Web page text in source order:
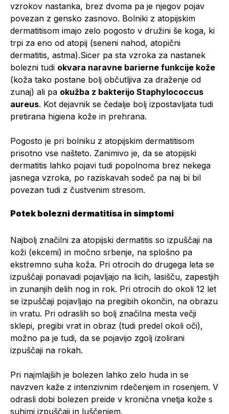
vzrokov nastanka, brez dvoma pa je njegov pojav
povezan z gensko zasnovo. Bolniki z atopijskim
dermatitisom imajo zelo pogosto v družini še koga, ki
trpi za eno od atopij (seneni nahod, atopični
dermatitis, astma).Sicer pa sta vzroka za nastanek
bolezni tudi okvara naravne barierne funkcije kože
(koža tako postane bolj občutljiva za draženje od
zunaj) ali pa okužba z bakterijo Staphylococcus
aureus. Kot dejavnik se čedalje bolj izpostavljata tudi
pretirana higiena kože in prehrana.
Pogosto je pri bolniku z atopijskim dermatitisom
prisotno vse našteto. Zanimivo je, da se atopijski
dermatitis lahko pojavi tudi popolnoma brez nekega
jasnega vzroka, po raziskavah sodeč pa naj bi bil
povezan tudi z čustvenim stresom.
Potek bolezni dermatitisa in simptomi
Najbolj značilni za atopijski dermatitis so izpuščaji na
koži (ekcemi) in močno srbenje, na splošno pa
ekstremno suha koža. Pri otrocih do drugega leta se
izpuščaji ponavadi pojavljajo na licih, lasišču, zapestjih
in zunanjih delih nog in rok. Pri otrocih do okoli 12 let
se izpuščaji pojavljajo na pregibih okončin, na obrazu
in vratu. Pri odraslih so bolj značilna mesta večji
sklepi, pregibi vrat in obraz (tudi predel okoli oči),
možno pa je tudi, da se pojavijo zgolj izolirani
izpuščaji na rokah.
Pri najmlajših je bolezen lahko zelo huda in se
navzven kaže z intenzivnim rdečenjem in rosenjem. V
odrasli dobi bolezen preide v kronična vnetja kože s
suhimi izpuščaji in luščenjem.